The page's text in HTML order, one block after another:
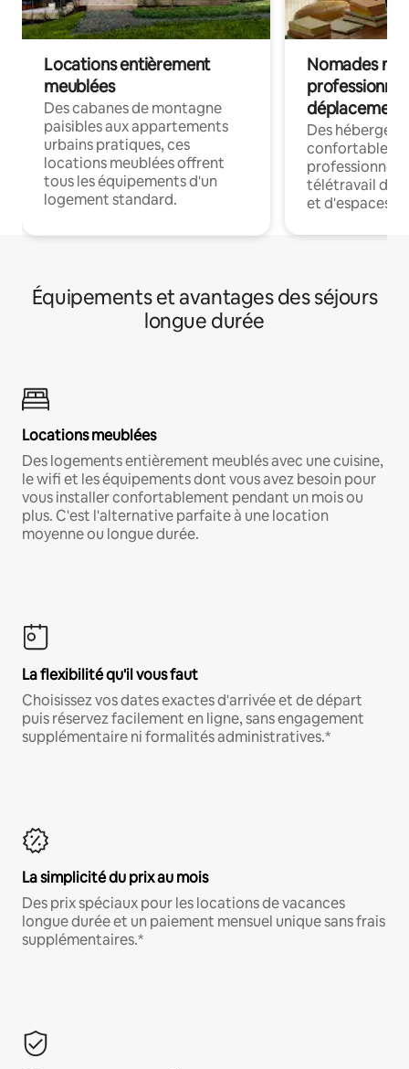
Locations entièrement
meublées
Des cabanes de montagne
paisibles aux appartements
urbains pratiques, ces
locations meublées offrent
tous les équipements d'un
logement standard.
Nomades
déplacement
Des
confortables
professionnels
télétravail
et d'espaces
Équipements et avantages des séjours
longue durée
Locations meublées
Des logements entièrement meublés avec une cuisine,
le wifi et les équipements dont vous avez besoin pour
vous installer confortablement pendant un mois ou
plus. C'est l'alternative parfaite à une location
moyenne ou longue durée.
La flexibilité qu'il vous faut
Choisissez vos dates exactes d'arrivée et de départ
puis réservez facilement en ligne, sans engagement
supplémentaire ni formalités administratives.*
La simplicité du prix au mois
Des prix spéciaux pour les locations de vacances
longue durée et un paiement mensuel unique sans frais
supplémentaires.*